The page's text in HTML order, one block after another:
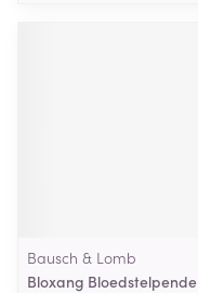
Bausch & Lomb
Bloxang Bloedstelpende